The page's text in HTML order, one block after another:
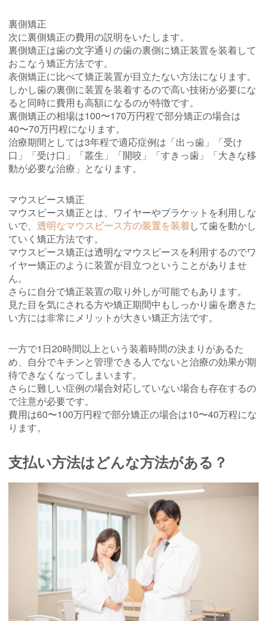
裏側矯正
次に裏側矯正の費用の説明をいたします。
裏側矯正は歯の文字通りの歯の裏側に矯正装置を装着して
おこなう矯正方法です。
表側矯正に比べて矯正装置が目立たない方法になります。
しかし歯の裏側に装置を装着するので高い技術が必要にな
ると同時に費用も高額になるのが特徴です。
裏側矯正の相場は100〜170万円程で部分矯正の場合は
40〜70万円程になります。
治療期間としては3年程で適応症例は「出っ歯」「受け
口」「受け口」「叢生」「開咬」「すきっ歯」「大きな移
動が必要な治療」となります。
マウスピース矯正
マウスピース矯正とは、ワイヤーやブラケットを利用しな
いで、 透明なマウスピース方の装置を装着して歯を動かし
ていく矯正方法です。
マウスピース矯正は透明なマウスピースを利用するのでワ
イヤー矯正のように装置が目立つということがありませ
ん。
さらに自分で矯正装置の取り外しが可能でもあります。
見た目を気にされる方や矯正期間中もしっかり歯を磨きた
い方には非常にメリットが大きい矯正方法です。
一方で1日20時間以上という装着時間の決まりがあるた
め、自分でキチンと管理できる人でないと治療の効果が期
待できなくなってしまいます。
さらに難しい症例の場合対応していない場合も存在するの
で注意が必要です。
費用は60〜100万円程で部分矯正の場合は10〜40万程にな
ります。
支払い方法はどんな方法がある？